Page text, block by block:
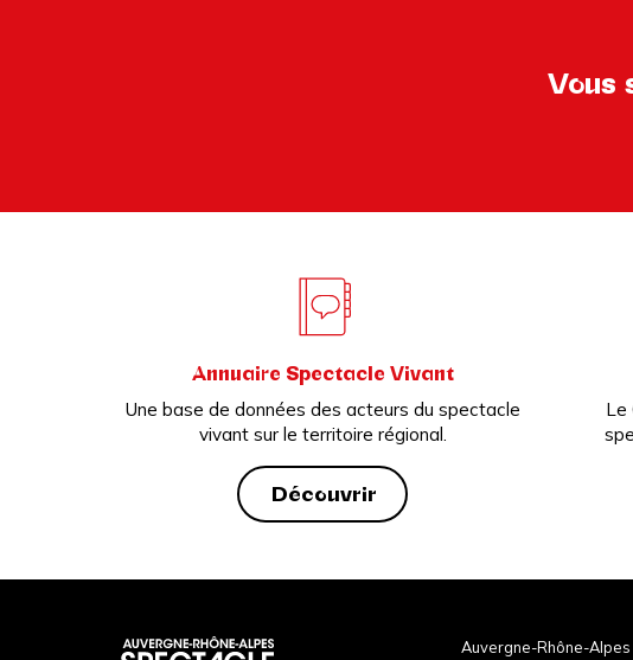
Vous
Annuaire Spectacle Vivant
Une base de données des acteurs du spectacle
vivant sur le territoire régional.
Découvrir
Le
Auvergne-Rhône-